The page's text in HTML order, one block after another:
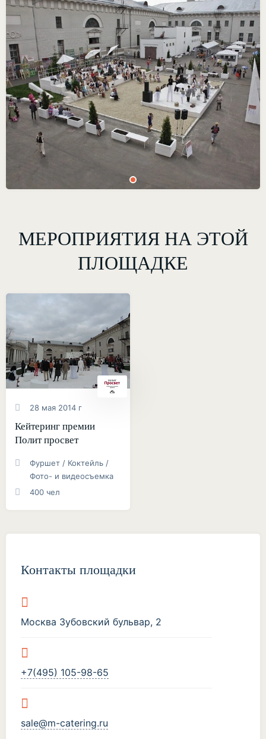
МЕРОПРИЯТИЯ НА ЭТОЙ
ПЛОЩАДКЕ
28 мая 2014 г
Кейтеринг премии
Полит просвет
Фуршет / Коктейль /
Фото- и видеосъемка
400 чел
Контакты площадки
Москва Зубовский бульвар, 2
+7(495) 105-98-65
sale@m-catering.ru